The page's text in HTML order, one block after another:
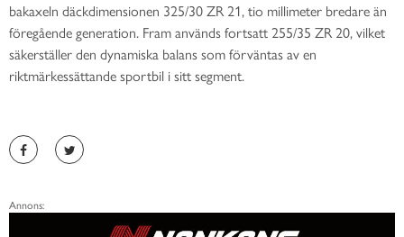
bakaxeln däckdimensionen 325/30 ZR 21, tio millimeter bredare än
föregående generation. Fram används fortsatt 255/35 ZR 20, vilket
säkerställer den dynamiska balans som förväntas av en
riktmärkessättande sportbil i sitt segment.
Annons: